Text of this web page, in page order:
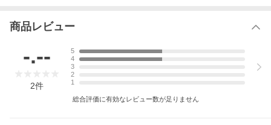
商品レビュー
-.--
2件
5
4
3
2
1
総合評価に有効なレビュー数が足りません